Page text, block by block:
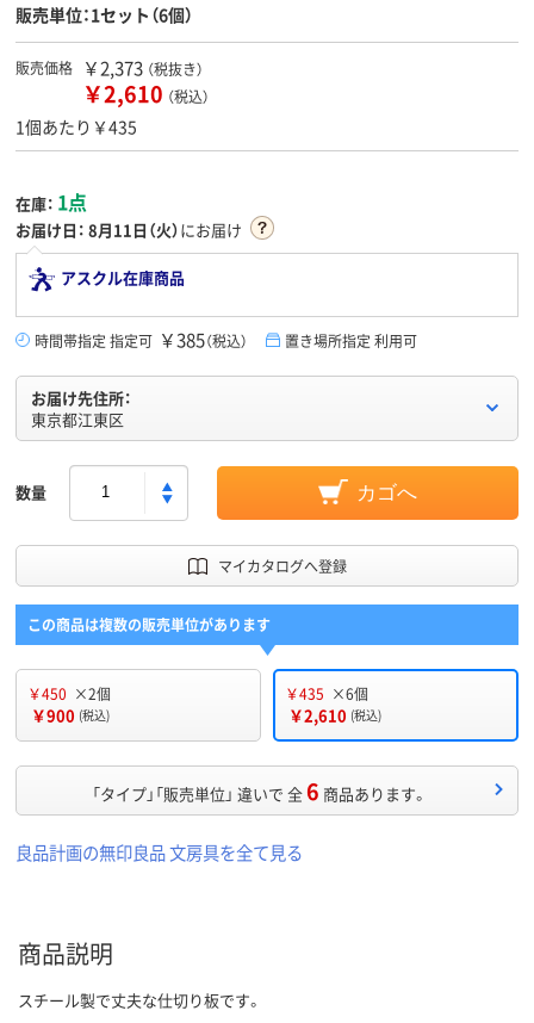
販売単位：1セット（6個）
販売価格 ￥2,373 （税抜き）
￥2,610 （税込）
1個あたり￥435
在庫： 1点
お届け日： 8月11日（火）にお届け
アスクル在庫商品
時間帯指定 指定可 ￥385（税込） 置き場所指定 利用可
お届け先住所：
東京都江東区
数量 カゴへ
マイカタログへ登録
この商品は複数の販売単位があります
￥450 ×2個
￥900 (税込)
￥435 ×6個
￥2,610 (税込)
「タイプ」「販売単位」 違いで 全6 商品あります。
良品計画の無印良品 文房具を全て見る
商品説明
スチール製で丈夫な仕切り板です。